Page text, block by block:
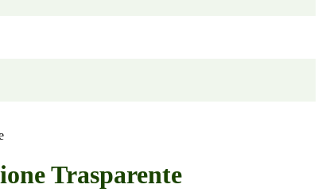
Trasparente